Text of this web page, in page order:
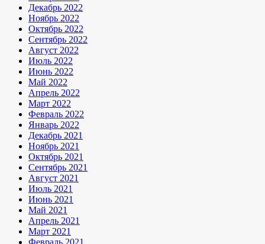
Декабрь 2022
Ноябрь 2022
Октябрь 2022
Сентябрь 2022
Август 2022
Июль 2022
Июнь 2022
Май 2022
Апрель 2022
Март 2022
Февраль 2022
Январь 2022
Декабрь 2021
Ноябрь 2021
Октябрь 2021
Сентябрь 2021
Август 2021
Июль 2021
Июнь 2021
Май 2021
Апрель 2021
Март 2021